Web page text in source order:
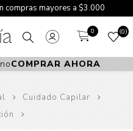
compras mayores a $3.000
0 0
COMPRAR AHORA
Cuidado Capilar